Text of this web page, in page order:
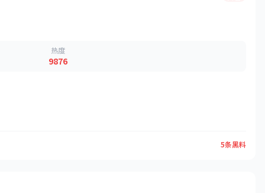
热度
9876
5条黑料